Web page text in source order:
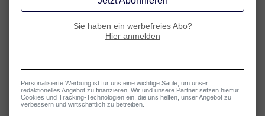
Magen-Darm-Probleme:Mittel gegen Durchfall, leichtes
Mittel gegen Reiseübelkeit (z. B. Tabletten,
Weitere Utensilien für die
Reiseapotheke: